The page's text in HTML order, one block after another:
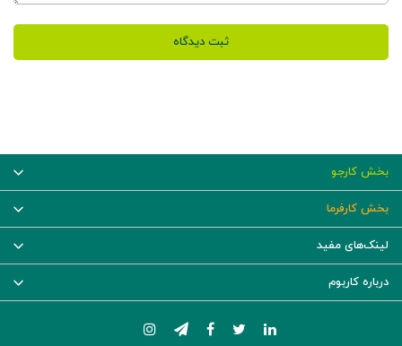
ثبت دیدگاه
بخش کارجو
بخش کارفرما
لینک‌های مفید
درباره کاربوم